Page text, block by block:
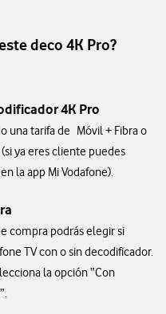
deco 4K Pro?
4K Pro
una tarifa de Móvil + Fibra o
ya eres cliente puedes
la app Mi Vodafone).
compra podrás elegir si
TV con o sin decodificador.
la opción “Con